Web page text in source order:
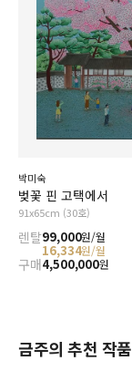
박미숙
벚꽃 핀 고택에서
91x65cm (30호)
렌탈99,000원/월
16,334원/월
구매4,500,000원
금주의 추천 작품